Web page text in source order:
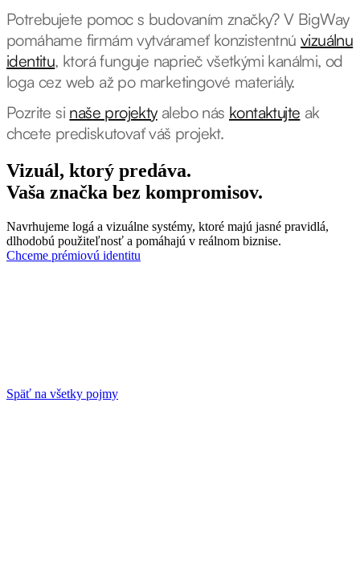
Potrebujete pomoc s budovaním značky? V BigWay
pomáhame firmám vytvárameť konzistentnú vizuálnu
identitu, ktorá funguje naprieč všetkými kanálmi, od
loga cez web až po marketingové materiály.
Pozrite si naše projektyalebo nás kontaktujte ak
chcete prediskutovať váš projekt.
Vizuál, ktorý predáva.
Vaša značka bez kompromisov.
Navrhujeme logá a vizuálne systémy, ktoré majú jasné pravidlá,
dlhodobú použiteľnosť a pomáhajú v reálnom biznise.
Chceme prémiovú identitu
Späť na všetky pojmy